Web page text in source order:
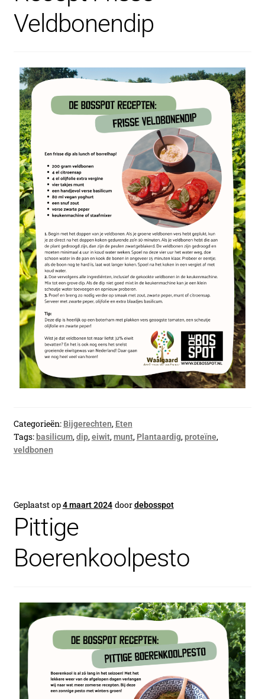
Veldbonendip
Categorieën: Bijgerechten, Eten
Tags: basilicum,dip,eiwit,munt, Plantaardig,proteïne,
veldbonen
Geplaatst op4 maart 2024 doordebosspot
Pittige
Boerenkoolpesto